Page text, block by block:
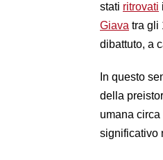
stati ritrovati
Giava tra gli
dibattuto, a
In questo
della
umana
significativo